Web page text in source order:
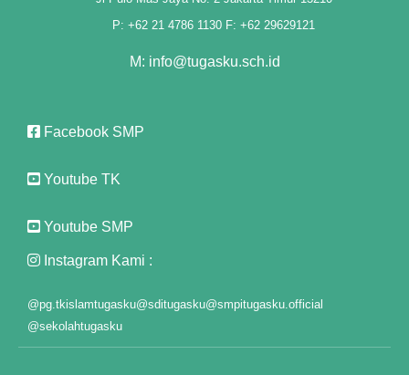
panel
panel
panel
panel
P: +62 21 4786 1130 F: +62 29629121
M: info@tugasku.sch.id
Facebook SMP
Youtube TK
Youtube SMP
Instagram Kami :
@pg.tkislamtugasku@sditugasku@smpitugasku.official
@sekolahtugasku